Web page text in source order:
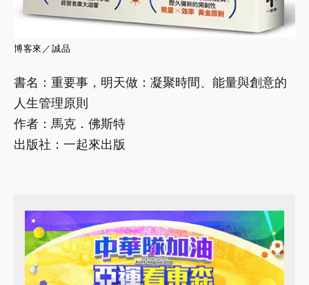
博客來 ／ 誠品
書名：重要事，明天做：凝聚時間、能量與創意的
人生管理原則
作者：馬克．佛斯特
出版社：一起來出版